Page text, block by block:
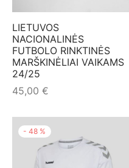
LIETUVOS
NACIONALINĖS
FUTBOLO RINKTINĖS
MARŠKINĖLIAI VAIKAMS
24/25
45,00 €
- 48 %